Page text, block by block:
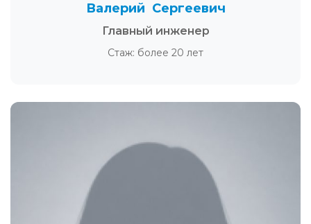
Валерий Сергеевич
Главный инженер
Стаж: более 20 лет